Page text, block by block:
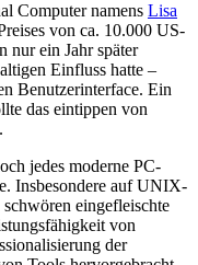
Computer namens Lisa
von ca. 10.000 US-
nur ein Jahr später
Einfluss hatte –
Benutzerinterface. Ein
das eintippen von
jedes moderne PC-
Insbesondere auf UNIX-
eingefleischte
von
der